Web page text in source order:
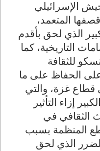
الإسرائيلي
المتعمد،
الذي لحق بأقدم
التاريخية، كما
للثقافة
على الحفاظ على ما
قطاع غزة، والتي
إزاء التأثير
الثقافي في
المنظمة بسبب
الذي لحق